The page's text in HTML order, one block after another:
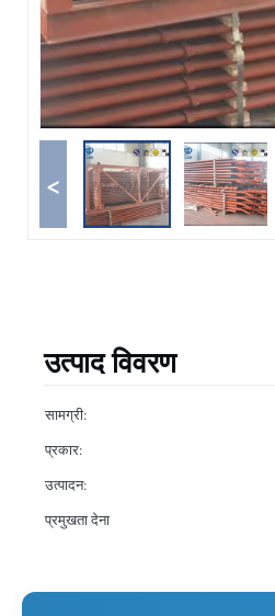
<
उत्पाद विवरण
सामग्री:
प्रकार:
उत्पादन:
प्रमुखता देना